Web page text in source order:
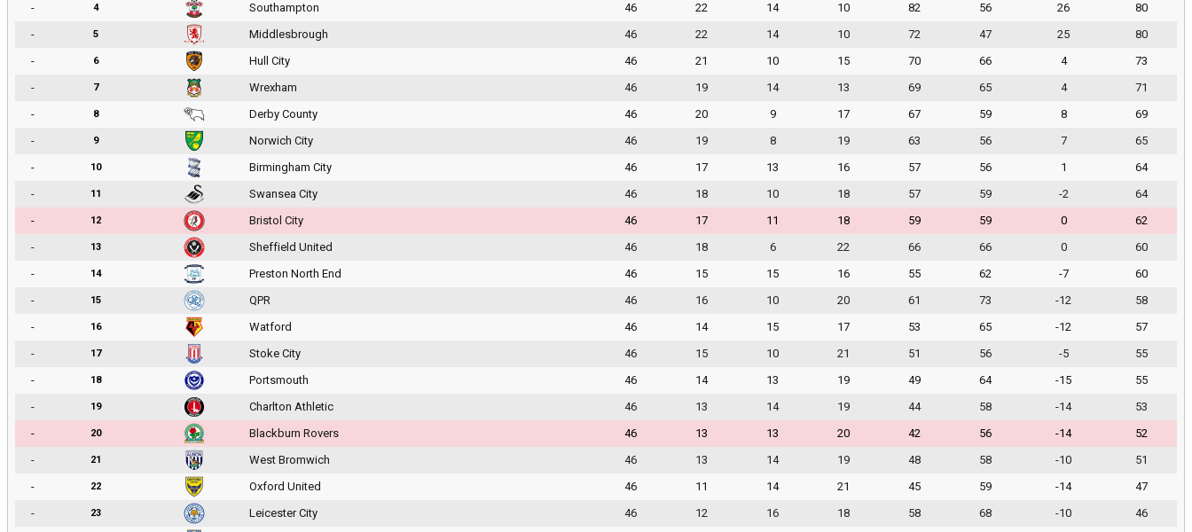
-
4 Southampton 46 22 14 10 82 56 26
80
-
5 Middlesbrough 46 22 14 10 72 47 25
80
-
6 Hull City 46 21 10 15 70 66 4
73
-
7 Wrexham 46 19 14 13 69 65 4
71
-
8 Derby County 46 20 9 17 67 59 8
69
-
9 Norwich City 46 19 8 19 63 56 7
65
-
10 Birmingham City 46 17 13 16 57 56 1
64
-
11 Swansea City 46 18 10 18 57 59 -2
64
-
12 Bristol City 46 17 11 18 59 59 0
62
-
13 Sheffield United 46 18 6 22 66 66 0
60
-
14 Preston North End 46 15 15 16 55 62 -7
60
-
15 QPR 46 16 10 20 61 73 -12
58
-
16 Watford 46 14 15 17 53 65 -12
57
-
17 Stoke City 46 15 10 21 51 56 -5
55
-
18 Portsmouth 46 14 13 19 49 64 -15
55
-
19 Charlton Athletic 46 13 14 19 44 58 -14
53
-
20 Blackburn Rovers 46 13 13 20 42 56 -14
52
-
21 West Bromwich 46 13 14 19 48 58 -10
51
-
22 Oxford United 46 11 14 21 45 59 -14
47
-
23 Leicester City 46 12 16 18 58 68 -10
46